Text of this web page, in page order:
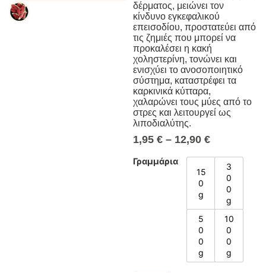
δέρματος, μειώνει τον
κίνδυνο εγκεφαλικού
επεισοδίου, προστατεύει από
τις ζημιές που μπορεί να
προκαλέσει η κακή
χοληστερίνη, τονώνει και
ενισχύει το ανοσοποιητικό
σύστημα, καταστρέφει τα
καρκινικά κύτταρα,
χαλαρώνει τους μύες από το
στρες και λειτουργεί ως
λιποδιαλύτης.
1,95 € – 12,90 €
Γραμμάρια
15
0
g
3
0
0
g
5
0
0
g
10
0
0
g